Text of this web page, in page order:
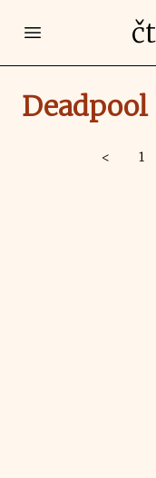
Open main menu
Deadpool
< 1